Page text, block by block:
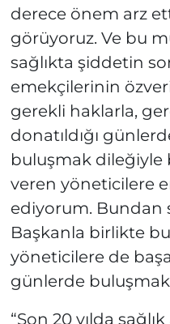
derece önem arz
görüyoruz. Ve bu
sağlıkta şiddetin
emekçilerinin
gerekli haklarla,
donatıldığı
buluşmak
veren yöneticilere
ediyorum. Bundan
Başkanla birlikte
yöneticilere de
günlerde buluşmak
“Son 20 yılda